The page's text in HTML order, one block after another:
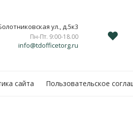
ул., д.5к3
Пн-Пт. 9:00-18.00
info@tdofficetorg.ru
сайта Пользовательское